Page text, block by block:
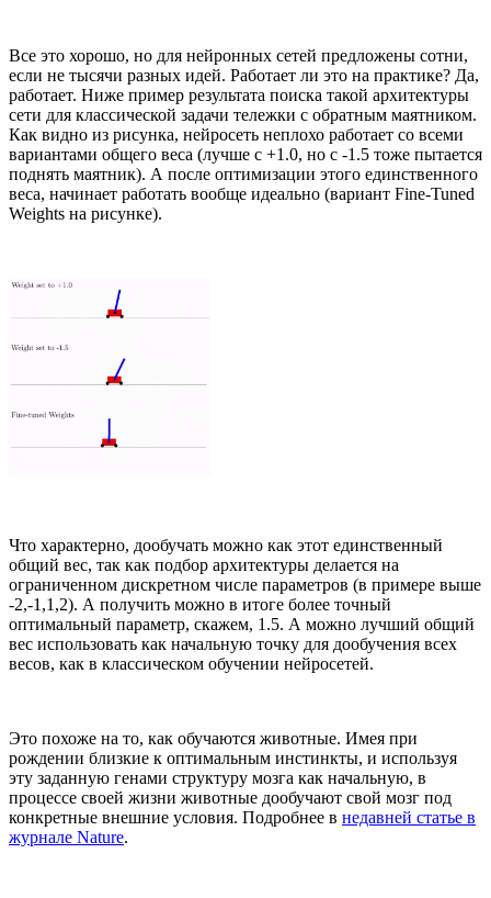
Все это хорошо, но для нейронных сетей предложены сотни,
если не тысячи разных идей. Работает ли это на практике? Да,
работает. Ниже пример результата поиска такой архитектуры
сети для классической задачи тележки с обратным маятником.
Как видно из рисунка, нейросеть неплохо работает со всеми
вариантами общего веса (лучше с +1.0, но с -1.5 тоже пытается
поднять маятник). А после оптимизации этого единственного
веса, начинает работать вообще идеально (вариант Fine-Tuned
Weights на рисунке).
Что характерно, дообучать можно как этот единственный
общий вес, так как подбор архитектуры делается на
ограниченном дискретном числе параметров (в примере выше
-2,-1,1,2). А получить можно в итоге более точный
оптимальный параметр, скажем, 1.5. А можно лучший общий
вес использовать как начальную точку для дообучения всех
весов, как в классическом обучении нейросетей.
Это похоже на то, как обучаются животные. Имея при
рождении близкие к оптимальным инстинкты, и используя
эту заданную генами структуру мозга как начальную, в
процессе своей жизни животные дообучают свой мозг под
конкретные внешние условия. Подробнее в недавней статье в
журнале Nature.